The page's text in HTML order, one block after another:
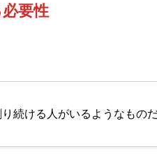
要性
続ける人がいるようなものだ